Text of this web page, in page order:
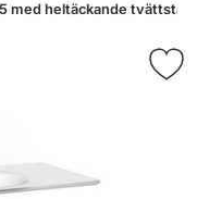
med heltäckande